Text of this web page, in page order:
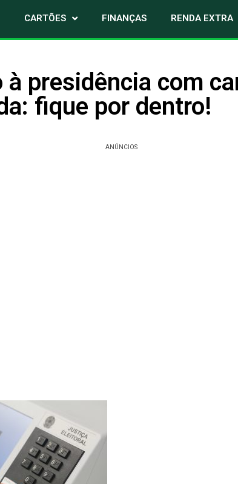
CARTÕES FINANÇAS RENDA EXTRA
à presidência com
fique por dentro!
ANÚNCIOS